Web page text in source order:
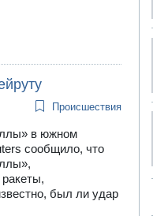
Происшествия
в южном
сообщило, что
был ли удар